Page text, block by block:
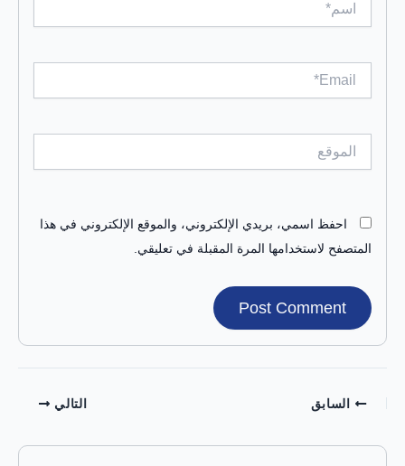
احفظ اسمي، بريدي الإلكتروني، والموقع الإلكتروني في هذا
المتصفح لاستخدامها المرة المقبلة في تعليقي.
السابق التالي